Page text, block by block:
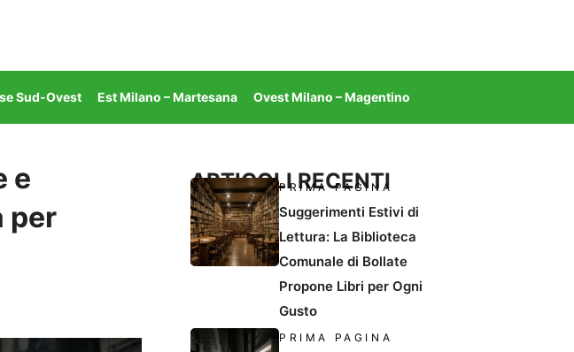
Sud-Ovest Est Milano – Martesana Ovest Milano – Magentino
e
per
ARTICOLI RECENTI
PRIMA PAGINA
Suggerimenti Estivi di
Lettura: La Biblioteca
Comunale di Bollate
Propone Libri per Ogni
Gusto
PRIMA PAGINA